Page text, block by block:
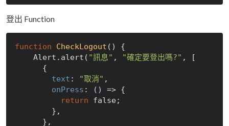
登出 Function
function CheckLogout ( ) {
    Alert.alert(
"訊息" , "確定要登出嗎?" , [
text : "取消" ,
onPress : () => {
return
false;